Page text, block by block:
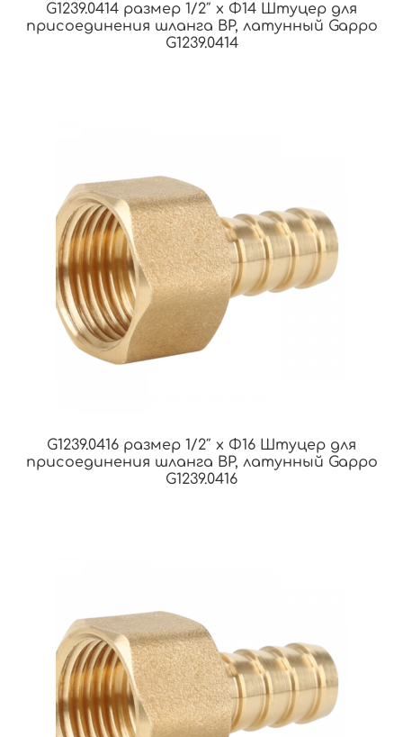
G1239.0414 размер 1/2″ x Φ14 Штуцер для
присоединения шланга ВР, латунный Gappo
G1239.0414
G1239.0416 размер 1/2″ x Φ16 Штуцер для
присоединения шланга ВР, латунный Gappo
G1239.0416